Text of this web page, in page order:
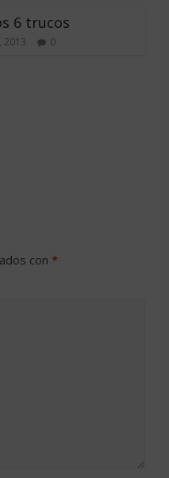
6 trucos
2013 0
con *